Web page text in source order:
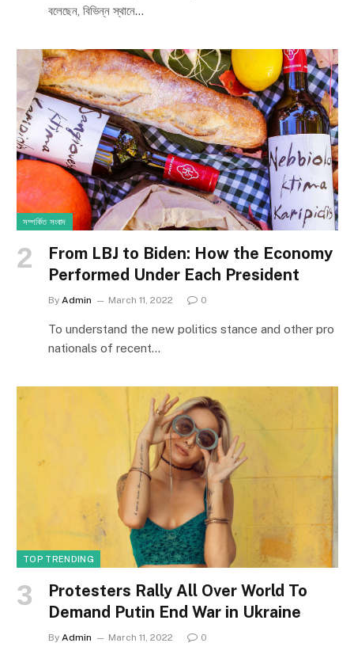
বলেছেন, বিভিন্ন স্থানে…
সম্পর্কিত সংবাদ
From LBJ to Biden: How the Economy
Performed Under Each President
By Admin March 11, 2022 0
To understand the new politics stance and other pro
nationals of recent…
TOP TRENDING
Protesters Rally All Over World To
Demand Putin End War in Ukraine
By Admin March 11, 2022 0